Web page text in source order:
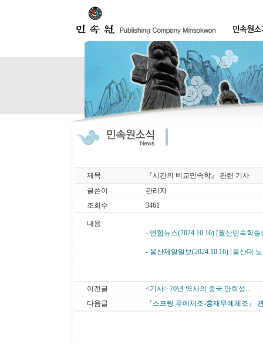
제목
『시간의 비교민속학』 관련 기사
글쓴이
관리자
조회수
3461
내용
- 연합뉴스(2024.10.16) [월산민속학
- 울산제일일보(2024.10.16) [울산대
이전글
<기사> 70년 역사의 중국 안휘성...
다음글
『스프링 무예체조-홍재무예체조』